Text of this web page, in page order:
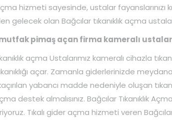
Açma hizmeti sayesinde, ustalar fayanslarınızı
gelecek olan Bağcılar tıkanıklık açma
pimaş açan firma kameralı
açma Ustalarımız kameralı cihazla
açar. Zamanla giderlerinizde
yabancı madde nedeniyle oluşan
destek almalısınız. Bağcılar Tıkanıklık
Tıkalı gider açma hizmeti veren